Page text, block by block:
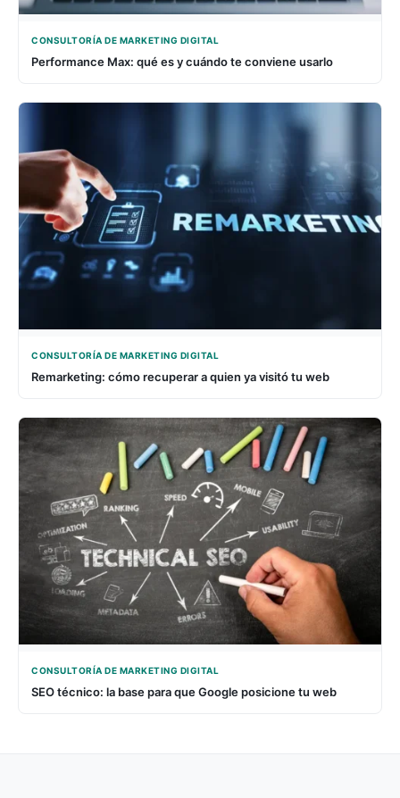
CONSULTORÍA DE MARKETING DIGITAL
Performance Max: qué es y cuándo te conviene usarlo
CONSULTORÍA DE MARKETING DIGITAL
Remarketing: cómo recuperar a quien ya visitó tu web
CONSULTORÍA DE MARKETING DIGITAL
SEO técnico: la base para que Google posicione tu web